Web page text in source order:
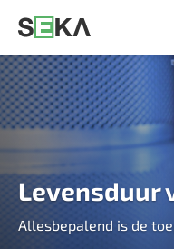
Levensduur
Allesbepalend is de